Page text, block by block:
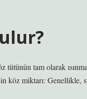
tam olarak
köz miktarı: